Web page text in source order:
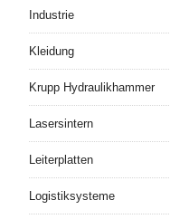
Industrie
Kleidung
Krupp Hydraulikhammer
Lasersintern
Leiterplatten
Logistiksysteme